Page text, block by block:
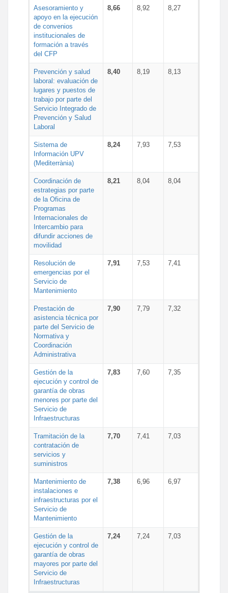
Asesoramiento y
apoyo en la ejecución
de convenios
institucionales de
formación a través
del CFP
8,66 8,92 8,27
Prevención y salud
laboral: evaluación de
lugares y puestos de
trabajo por parte del
Servicio Integrado de
Prevención y Salud
Laboral
8,40 8,19 8,13
Sistema de
Información UPV
(Mediterrània)
8,24 7,93 7,53
Coordinación de
estrategias por parte
de la Oficina de
Programas
Internacionales de
Intercambio para
difundir acciones de
movilidad
8,21 8,04 8,04
Resolución de
emergencias por el
Servicio de
Mantenimiento
7,91 7,53 7,41
Prestación de
asistencia técnica por
parte del Servicio de
Normativa y
Coordinación
Administrativa
7,90 7,79 7,32
Gestión de la
ejecución y control de
garantía de obras
menores por parte del
Servicio de
Infraestructuras
7,83 7,60 7,35
Tramitación de la
contratación de
servicios y
suministros
7,70 7,41 7,03
Mantenimiento de
instalaciones e
infraestructuras por el
Servicio de
Mantenimiento
7,38 6,96 6,97
Gestión de la
ejecución y control de
garantía de obras
mayores por parte del
Servicio de
Infraestructuras
7,24 7,24 7,03